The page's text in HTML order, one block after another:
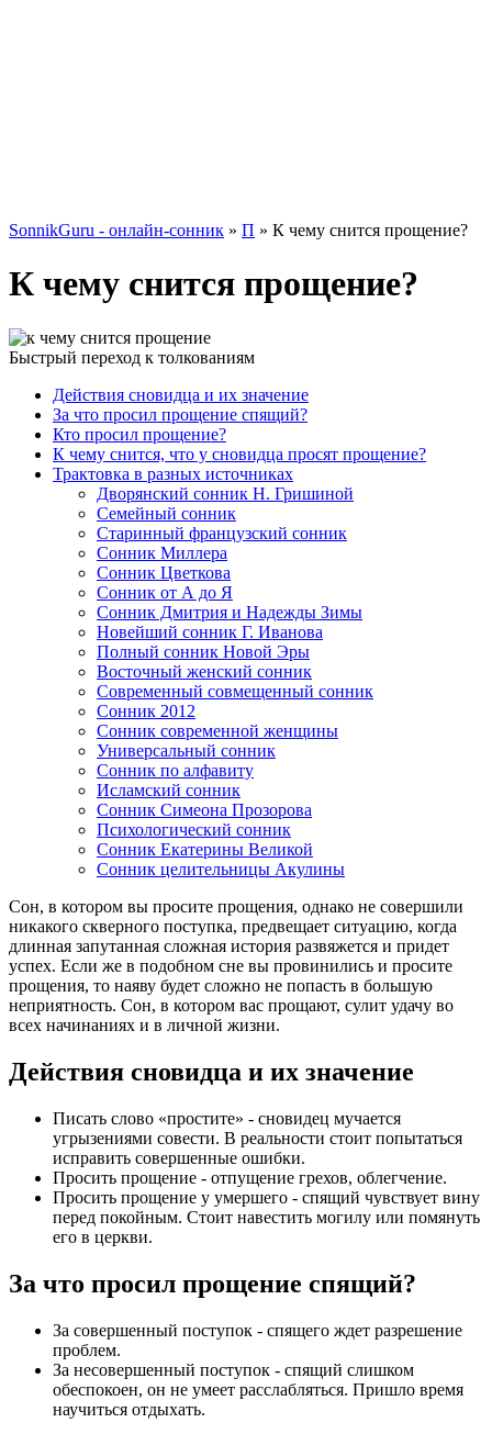
SonnikGuru - онлайн-сонник » П » К чему снится прощение?
К чему снится прощение?
Быстрый переход к толкованиям
Действия сновидца и их значение
За что просил прощение спящий?
Кто просил прощение?
К чему снится, что у сновидца просят прощение?
Трактовка в разных источниках
Дворянский сонник Н. Гришиной
Семейный сонник
Старинный французский сонник
Сонник Миллера
Сонник Цветкова
Сонник от А до Я
Сонник Дмитрия и Надежды Зимы
Новейший сонник Г. Иванова
Полный сонник Новой Эры
Восточный женский сонник
Современный совмещенный сонник
Сонник 2012
Сонник современной женщины
Универсальный сонник
Сонник по алфавиту
Исламский сонник
Сонник Симеона Прозорова
Психологический сонник
Сонник Екатерины Великой
Сонник целительницы Акулины
Сон, в котором вы просите прощения, однако не совершили
никакого скверного поступка, предвещает ситуацию, когда
длинная запутанная сложная история развяжется и придет
успех. Если же в подобном сне вы провинились и просите
прощения, то наяву будет сложно не попасть в большую
неприятность. Сон, в котором вас прощают, сулит удачу во
всех начинаниях и в личной жизни.
Действия сновидца и их значение
Писать слово «простите» - сновидец мучается
угрызениями совести. В реальности стоит попытаться
исправить совершенные ошибки.
Просить прощение - отпущение грехов, облегчение.
Просить прощение у умершего - спящий чувствует вину
перед покойным. Стоит навестить могилу или помянуть
его в церкви.
За что просил прощение спящий?
За совершенный поступок - спящего ждет разрешение
проблем.
За несовершенный поступок - спящий слишком
обеспокоен, он не умеет расслабляться. Пришло время
научиться отдыхать.